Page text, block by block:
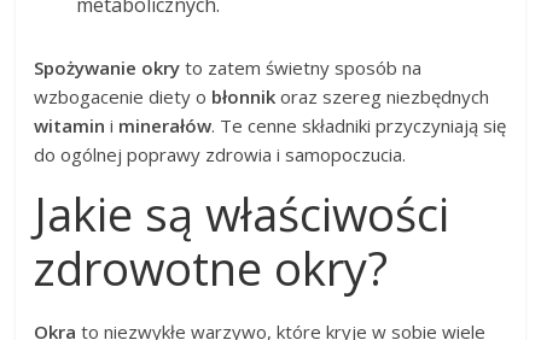
Spożywanie okry to zatem świetny sposób na
wzbogacenie diety o błonnik oraz szereg niezbędnych
witamin i minerałów. Te cenne składniki przyczyniają się
do ogólnej poprawy zdrowia i samopoczucia.
Jakie są właściwości
zdrowotne okry?
Okra to niezwykłe warzywo, które kryje w sobie wiele